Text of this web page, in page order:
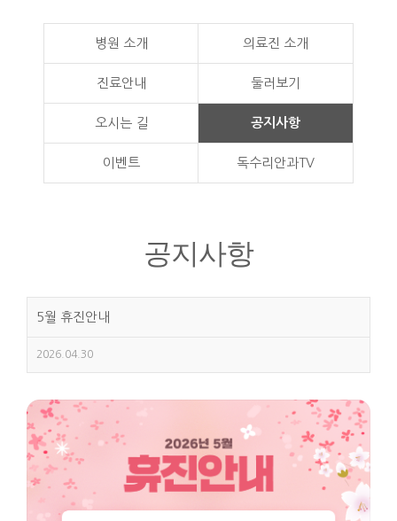
병원 소개 의료진 소개
진료안내 둘러보기
오시는 길 공지사항
이벤트 독수리안과TV
공지사항
5월 휴진안내
2026.04.30